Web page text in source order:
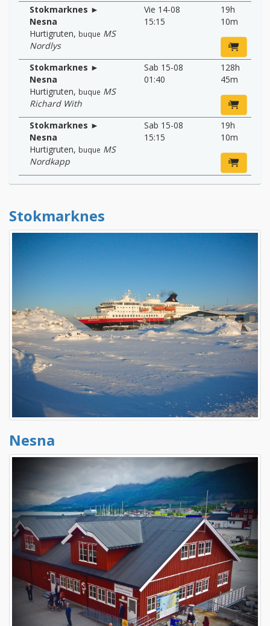
Stokmarknes ►
Nesna
Hurtigruten, buque MS
Nordlys
Vie 14-08
15:15
19h
10m
Stokmarknes ►
Nesna
Hurtigruten, buque MS
Richard With
Sab 15-08
01:40
128h
45m
Stokmarknes ►
Nesna
Hurtigruten, buque MS
Nordkapp
Sab 15-08
15:15
19h
10m
Stokmarknes
Nesna